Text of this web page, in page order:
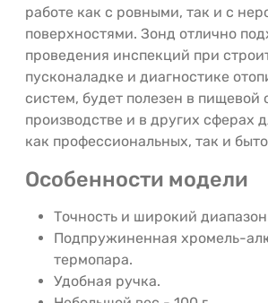
работе как с ровными, так и с
поверхностями. Зонд отлично
проведения инспекций при
пусконаладке и диагностике
систем, будет полезен в пищевой
производстве и в других сферах
как профессиональных, так и
Особенности модели
Точность и широкий
Подпружиненная хромель-
термопара.
Удобная ручка.